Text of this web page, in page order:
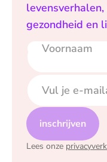
gezondheid en
Voornaam
E-mailadres
inschrijven
Lees onze